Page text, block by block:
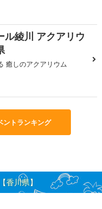
ル綾川 アクアリウ
癒しのアクアリウム
ントランキング
香川県】